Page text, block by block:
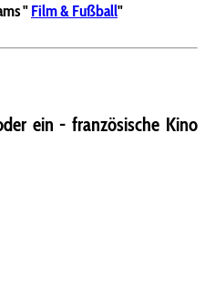
"Film & Fußball"
ein - französische Kino